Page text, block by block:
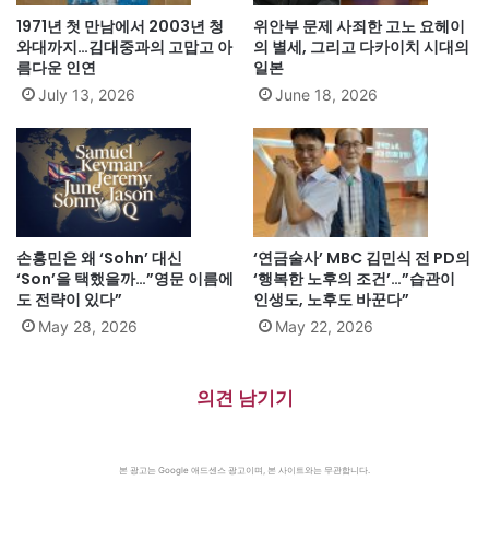
1971년 첫 만남에서 2003년 청
와대까지…김대중과의 고맙고 아
름다운 인연
July 13, 2026
위안부 문제 사죄한 고노 요헤이
의 별세, 그리고 다카이치 시대의
일본
June 18, 2026
손흥민은 왜 ‘Sohn’ 대신
‘Son’을 택했을까…”영문 이름에
도 전략이 있다”
May 28, 2026
‘연금술사’ MBC 김민식 전 PD의
‘행복한 노후의 조건’…”습관이
인생도, 노후도 바꾼다”
May 22, 2026
의견 남기기
본 광고는 Google 애드센스 광고이며, 본 사이트와는 무관합니다.